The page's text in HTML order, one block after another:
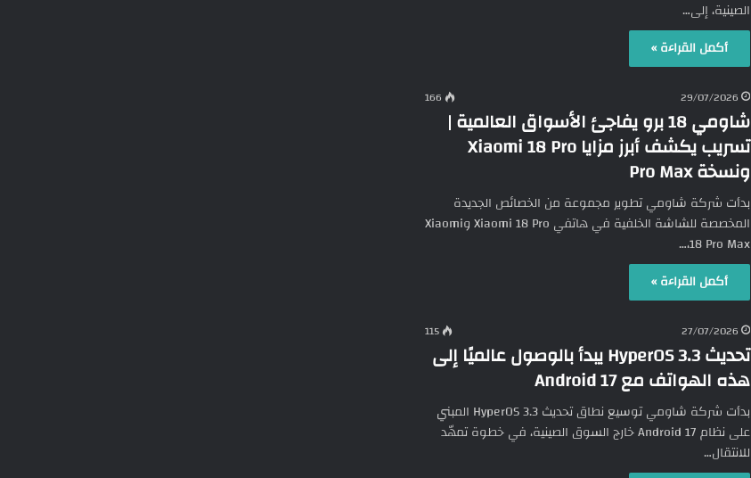
الصينية، إلى…
أكمل القراءة »
29/07/2026
166
شاومي 18 برو يفاجئ الأسواق العالمية |
تسريب يكشف أبرز مزايا Xiaomi 18 Pro
ونسخة Pro Max
بدأت شركة شاومي تطوير مجموعة من الخصائص الجديدة
المخصصة للشاشة الخلفية في هاتفي Xiaomi 18 Pro وXiaomi
18 Pro Max،…
أكمل القراءة »
27/07/2026
115
تحديث HyperOS 3.3 يبدأ بالوصول عالميًا إلى
هذه الهواتف مع Android 17
بدأت شركة شاومي توسيع نطاق تحديث HyperOS 3.3 المبني
على نظام Android 17 خارج السوق الصينية، في خطوة تمهّد
للانتقال…